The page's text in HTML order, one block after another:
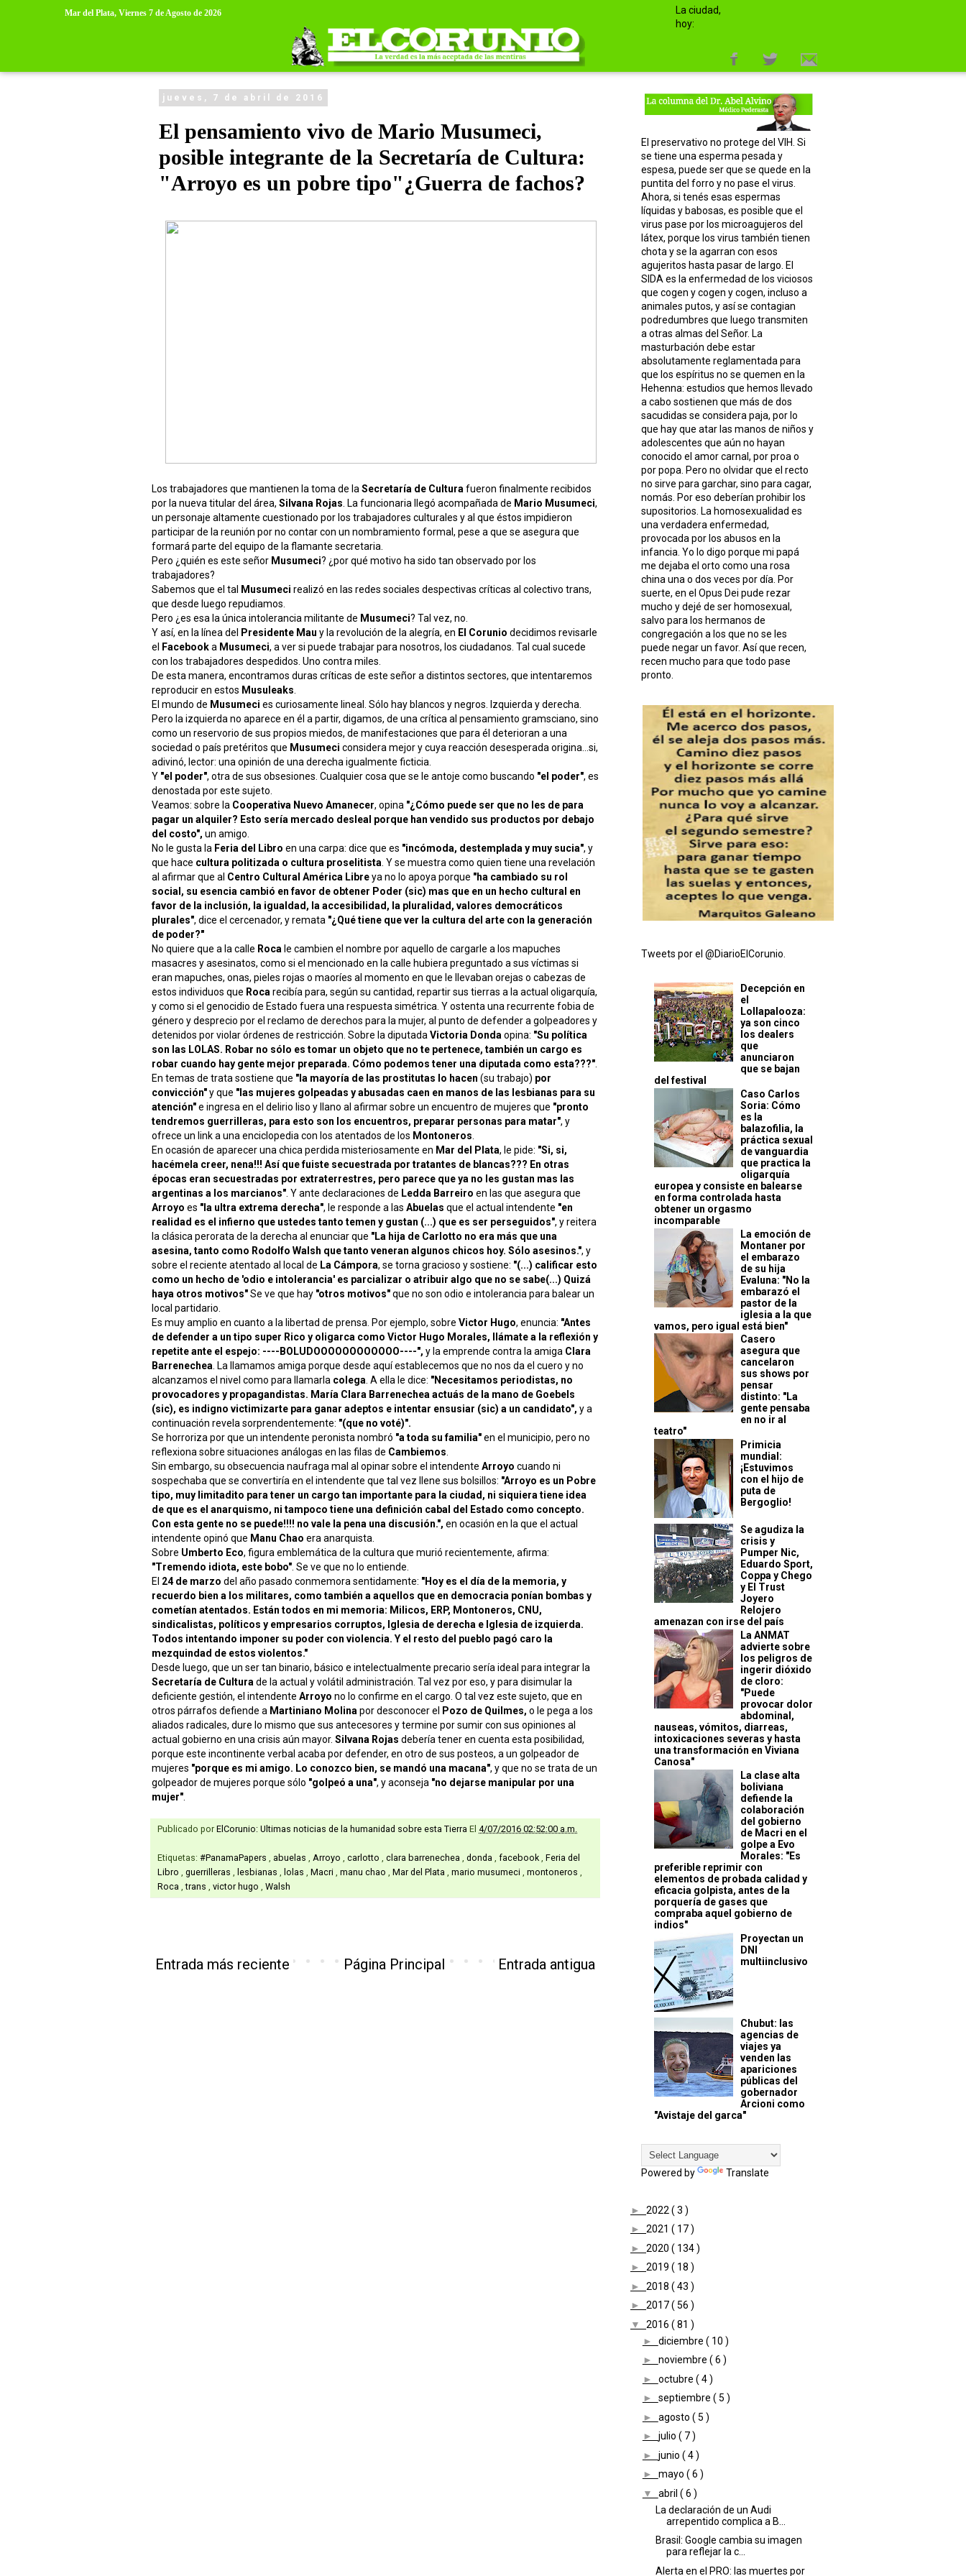
Mar del Plata, Viernes 7 de Agosto de 2026
La ciudad,
hoy:
jueves, 7 de abril de 2016
El pensamiento vivo de Mario Musumeci,
posible integrante de la Secretaría de Cultura:
"Arroyo es un pobre tipo"¿Guerra de fachos?
Los trabajadores que mantienen la toma de la Secretaría de Cultura fueron finalmente recibidos
por la nueva titular del área, Silvana Rojas . La funcionaria llegó acompañada de Mario Musumeci,
un personaje altamente cuestionado por los trabajadores culturales y al que éstos impidieron
participar de la reunión por no contar con un nombramiento formal, pese a que se asegura que
formará parte del equipo de la flamante secretaria.
Pero ¿quién es este señor Musumeci? ¿por qué motivo ha sido tan observado por los
trabajadores?
Sabemos que el tal
Musumeci realizó en las redes sociales despectivas críticas al colectivo trans,
que desde luego repudiamos.
Pero ¿es esa la única intolerancia militante de Musumeci? Tal vez, no.
Y así, en la línea del
Presidente Mau y la revolución de la alegría, en El Corunio decidimos revisarle
el
Facebooka Musumeci, a ver si puede trabajar para nosotros, los ciudadanos. Tal cual sucede
con los trabajadores despedidos. Uno contra miles.
De esta manera, encontramos duras críticas de este señor a distintos sectores, que intentaremos
reproducir en estos Musuleaks
El mundo de Musumeci es curiosamente lineal. Sólo hay blancos y negros. Izquierda y derecha.
Pero la izquierda no aparece en él a partir, digamos, de una crítica al pensamiento gramsciano, sino
como un reservorio de sus propios miedos, de manifestaciones que para él deterioran a una
sociedad o país pretéritos que Musumeci considera mejor y cuya reacción desesperada origina...si,
adivinó, lector: una opinión de una derecha igualmente ficticia.
Y "el poder", otra de sus obsesiones. Cualquier cosa que se le antoje como buscando "el poder", es
denostada por este sujeto.
Veamos: sobre la Cooperativa Nuevo Amanecer, opina "¿Cómo puede ser que no les de para
pagar un alquiler? Esto sería mercado desleal porque han vendido sus productos por debajo
del costo", un amigo.
No le gusta la Feria del Libro en una carpa: dice que es "incómoda, destemplada y muy sucia", y
que hace cultura politizada o cultura proselitista . Y se muestra como quien tiene una revelación
al afirmar que al Centro Cultural América Libreya no lo apoya porque "ha cambiado su rol
social, su esencia cambió en favor de obtener Poder (sic) mas que en un hecho cultural en
favor de la inclusión, la igualdad, la accesibilidad, la pluralidad, valores democráticos
plurales", dice el cercenador, y remata "¿Qué tiene que ver la cultura del arte con la generación
de poder?"
No quiere que a la calle Roca le cambien el nombre por aquello de cargarle a los mapuches
masacres y asesinatos, como si el mencionado en la calle hubiera preguntado a sus víctimas si
eran mapuches, onas, pieles rojas o maoríes al momento en que le llevaban orejas o cabezas de
estos individuos que Roca recibía para, según su cantidad, repartir sus tierras a la actual oligarquía,
y como si el genocidio de Estado fuera una respuesta simétrica. Y ostenta una recurrente fobia de
género y desprecio por el reclamo de derechos para la mujer, al punto de defender a golpeadores y
detenidos por violar órdenes de restricción. Sobre la diputada Victoria Donda opina: "Su política
son las LOLAS. Robar no sólo es tomar un objeto que no te pertenece, también un cargo es
robar cuando hay gente mejor preparada. Cómo podemos tener una diputada como esta???"
En temas de trata sostiene que "la mayoría de las prostitutas lo hacen (su trabajo) por
convicción"y que "las mujeres golpeadas y abusadas caen en manos de las lesbianas para su
atención"e ingresa en el delirio liso y llano al afirmar sobre un encuentro de mujeres que "pronto
tendremos guerrilleras, para esto son los encuentros, preparar personas para matar", y
ofrece un link a una enciclopedia con los atentados de los Montoneros
En ocasión de aparecer una chica perdida misteriosamente en Mar del Plata, le pide: "Si, si,
hacémela creer, nena!!! Así que fuiste secuestrada por tratantes de blancas??? En otras
épocas eran secuestradas por extraterrestres, pero parece que ya no les gustan mas las
argentinas a los marcianos" . Y ante declaraciones de Ledda Barreiro en las que asegura que
Arroyo es "la ultra extrema derecha", le responde a las Abuelas que el actual intendente "en
realidad es el infierno que ustedes tanto temen y gustan (...) que es ser perseguidos", y reitera
la clásica perorata de la derecha al enunciar que "La hija de Carlotto no era más que una
asesina, tanto como Rodolfo Walsh que tanto veneran algunos chicos hoy. Sólo asesinos.", y
sobre el reciente atentado al local de La Cámpora, se torna gracioso y sostiene: "(...) calificar esto
como un hecho de 'odio e intolerancia' es parcializar o atribuir algo que no se sabe(...) Quizá
haya otros motivos"Se ve que hay "otros motivos"que no son odio e intolerancia para balear un
local partidario.
Es muy amplio en cuanto a la libertad de prensa. Por ejemplo, sobre Victor Hugo, enuncia: "Antes
de defender a un tipo super Rico y oligarca como Victor Hugo Morales, llámate a la reflexión y
repetite ante el espejo: ----BOLUDOOOOOOOOOOOO----", y la emprende contra la amiga Clara
Barrenechea . La llamamos amiga porque desde aquí establecemos que no nos da el cuero y no
alcanzamos el nivel como para llamarla colega . A ella le dice: "Necesitamos periodistas, no
provocadores y propagandistas. María Clara Barrenechea actuás de la mano de Goebels
(sic), es indigno victimizarte para ganar adeptos e intentar ensusiar (sic) a un candidato", y a
continuación revela sorprendentemente: "(que no voté)".
Se horroriza por que un intendente peronista nombró "a toda su familia"en el municipio, pero no
reflexiona sobre situaciones análogas en las filas de Cambiemos
Sin embargo, su obsecuencia naufraga mal al opinar sobre el intendente Arroyo cuando ni
sospechaba que se convertiría en el intendente que tal vez llene sus bolsillos: "Arroyo es un Pobre
tipo, muy limitadito para tener un cargo tan importante para la ciudad, ni siquiera tiene idea
de que es el anarquismo, ni tampoco tiene una definición cabal del Estado como concepto.
Con esta gente no se puede!!!! no vale la pena una discusión.", en ocasión en la que el actual
intendente opinó que Manu Chao era anarquista.
Sobre Umberto Eco, figura emblemática de la cultura que murió recientemente, afirma:
"Tremendo idiota, este bobo" . Se ve que no lo entiende.
El 24 de marzo del año pasado conmemora sentidamente: "Hoy es el día de la memoria, y
recuerdo bien a los militares, como también a aquellos que en democracia ponían bombas y
cometían atentados. Están todos en mi memoria: Milicos, ERP, Montoneros, CNU,
sindicalistas, políticos y empresarios corruptos, Iglesia de derecha e Iglesia de izquierda.
Todos intentando imponer su poder con violencia. Y el resto del pueblo pagó caro la
mezquindad de estos violentos."
Desde luego, que un ser tan binario, básico e intelectualmente precario sería ideal para integrar la
Secretaría de Cultura de la actual y volátil administración. Tal vez por eso, y para disimular la
deficiente gestión, el intendente Arroyo no lo confirme en el cargo. O tal vez este sujeto, que en
otros párrafos defiende a Martiniano Molina por desconocer el Pozo de Quilmes, o le pega a los
aliados radicales, dure lo mismo que sus antecesores y termine por sumir con sus opiniones al
actual gobierno en una crisis aún mayor. Silvana Rojas debería tener en cuenta esta posibilidad,
porque este incontinente verbal acaba por defender, en otro de sus posteos, a un golpeador de
mujeres "porque es mi amigo. Lo conozco bien, se mandó una macana", y que no se trata de un
golpeador de mujeres porque sólo "golpeó a una", y aconseja "no dejarse manipular por una
mujer"
Publicado por ElCorunio: Ultimas noticias de la humanidad sobre esta Tierra El 4/07/2016 02:52:00 a.m.
Etiquetas: #PanamaPapers abuelas Arroyo carlotto clara barrenechea donda facebook Feria del
Libro
guerrilleras lesbianas lolas Macri manu chao Mar del Plata mario musumeci montoneros
Roca ,trans victor hugo Walsh
Entrada más reciente Entrada antigua
Página Principal
El preservativo no protege del VIH. Si
se tiene una esperma pesada y
espesa, puede ser que se quede en la
puntita del forro y no pase el virus.
Ahora, si tenés esas espermas
líquidas y babosas, es posible que el
virus pase por los microagujeros del
látex, porque los virus también tienen
chota y se la agarran con esos
agujeritos hasta pasar de largo. El
SIDA es la enfermedad de los viciosos
que cogen y cogen y cogen, incluso a
animales putos, y así se contagian
podredumbres que luego transmiten
a otras almas del Señor. La
masturbación debe estar
absolutamente reglamentada para
que los espíritus no se quemen en la
Hehenna: estudios que hemos llevado
a cabo sostienen que más de dos
sacudidas se considera paja, por lo
que hay que atar las manos de niños y
adolescentes que aún no hayan
conocido el amor carnal, por proa o
por popa. Pero no olvidar que el recto
no sirve para garchar, sino para cagar,
nomás. Por eso deberían prohibir los
supositorios. La homosexualidad es
una verdadera enfermedad,
provocada por los abusos en la
infancia. Yo lo digo porque mi papá
me dejaba el orto como una rosa
china una o dos veces por día. Por
suerte, en el Opus Dei pude rezar
mucho y dejé de ser homosexual,
salvo para los hermanos de
congregación a los que no se les
puede negar un favor. Así que recen,
recen mucho para que todo pase
pronto.
Tweets por el @DiarioElCorunio.
Decepción en
el
Lollapalooza:
ya son cinco
los dealers
que
anunciaron
que se bajan
del festival
Caso Carlos
Soria: Cómo
es la
balazofilia, la
práctica sexual
de vanguardia
que practica la
oligarquía
europea y consiste en balearse
en forma controlada hasta
obtener un orgasmo
incomparable
La emoción de
Montaner por
el embarazo
de su hija
Evaluna: "No la
embarazó el
pastor de la
iglesia a la que
vamos, pero igual está bien"
Casero
asegura que
cancelaron
sus shows por
pensar
distinto: "La
gente pensaba
en no ir al
teatro"
Primicia
mundial:
¡Estuvimos
con el hijo de
puta de
Bergoglio!
Se agudiza la
crisis y
Pumper Nic,
Eduardo Sport,
Coppa y Chego
y El Trust
Joyero
Relojero
amenazan con irse del país
La ANMAT
advierte sobre
los peligros de
ingerir dióxido
de cloro:
"Puede
provocar dolor
abdominal,
nauseas, vómitos, diarreas,
intoxicaciones severas y hasta
una transformación en Viviana
Canosa"
La clase alta
boliviana
defiende la
colaboración
del gobierno
de Macri en el
golpe a Evo
Morales: "Es
preferible reprimir con
elementos de probada calidad y
eficacia golpista, antes de la
porquería de gases que
compraba aquel gobierno de
indios"
Proyectan un
DNI
multiinclusivo
Chubut: las
agencias de
viajes ya
venden las
apariciones
públicas del
gobernador
Arcioni como
"Avistaje del garca"
Powered by Translate
► 2022 ( 3 )
► 2021 ( 17 )
► 2020 ( 134 )
► 2019 ( 18 )
► 2018 ( 43 )
► 2017( 56 )
▼ 2016 ( 81 )
► diciembre ( 10 )
► noviembre ( 6 )
► octubre ( 4 )
► septiembre ( 5 )
► agosto ( 5 )
► julio ( 7 )
► junio ( 4 )
► mayo ( 6 )
▼ abril ( 6 )
La declaración de un Audi
arrepentido complica a B...
Brasil: Google cambia su imagen
para reflejar la c...
Alerta en el PRO: las muertes por